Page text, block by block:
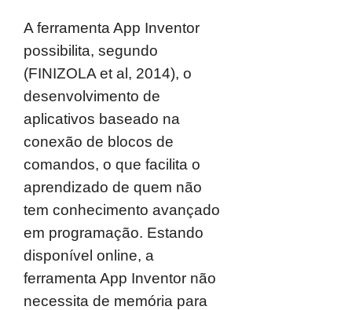
A ferramenta App Inventor
possibilita, segundo
(FINIZOLA et al, 2014), o
desenvolvimento de
aplicativos baseado na
conexão de blocos de
comandos, o que facilita o
aprendizado de quem não
tem conhecimento avançado
em programação. Estando
disponível online, a
ferramenta App Inventor não
necessita de memória para